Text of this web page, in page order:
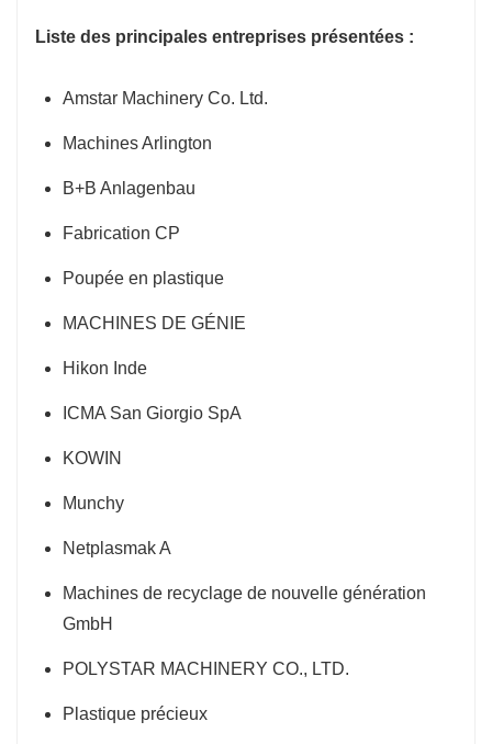
Liste des principales entreprises présentées :
Amstar Machinery Co. Ltd.
Machines Arlington
B+B Anlagenbau
Fabrication CP
Poupée en plastique
MACHINES DE GÉNIE
Hikon Inde
ICMA San Giorgio SpA
KOWIN
Munchy
Netplasmak A
Machines de recyclage de nouvelle génération
GmbH
POLYSTAR MACHINERY CO., LTD.
Plastique précieux